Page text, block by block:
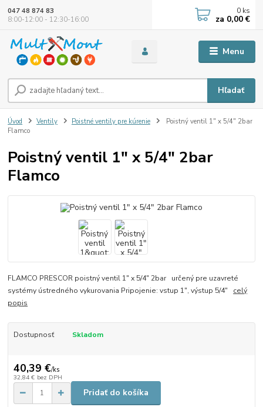
Menu
Hľadať
047 48 874 83
8:00-12:00 - 12:30-16:00
0 ks
za 0,00 €
Úvod Ventily Poistné ventily pre kúrenie
Poistný ventil 1" x 5/4" 2bar
Flamco
Poistný ventil 1" x 5/4" 2bar
Flamco
FLAMCO PRESCOR poistný ventil 1" x 5/4" 2bar určený pre uzavreté
systémy ústredného vykurovania Pripojenie: vstup 1", výstup 5/4" celý
popis
Dostupnosť Skladom
40,39 €/ks
32,84 € bez DPH
Pridať do košíka